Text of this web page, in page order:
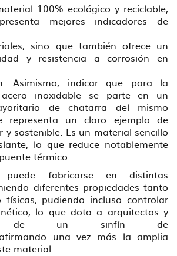
100% ecológico y reciclable,
mejores indicadores de
sino que también ofrece un
y resistencia a corrosión en
Asimismo, indicar que para la
inoxidable se parte en un
de chatarra del mismo
representa un claro ejemplo de
y sostenible. Es un material sencillo
lo que reduce notablemente
térmico.
puede fabricarse en distintas
diferentes propiedades tanto
físicas, pudiendo incluso controlar
lo que dota a arquitectos y
de un sinfín de
una vez más la amplia
material.